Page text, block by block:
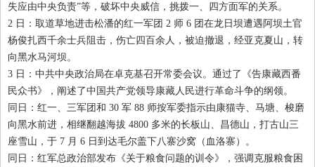
失应由中央负责”等，破坏中央威信，挑拨一、四方面军的关系。
2 日：取道草地进击松潘的红一军团 2 师 6 团在龙日坝遭遇阿坝土官
杨俊扎西千余士兵阻击，伤亡四百余人，被迫撤退，经亚克夏山，转
向黑水马河坝。
3 日：中共中央政治局在卓克基召开常委会议。通过了《告康藏西番
民众书》，阐述了中国共产党领导康藏人民进行革命斗争的纲领。
同日：红一、三军团和 30 军 88 师按军委指示由康猫寺、马塘、梭磨
向黑水前进，相继翻越海拔 4800 多米的长板山、昌德山，打古山三
座雪山，于 7 月 6 日到达毛尔盖下八寨沙窝（血洛寨）。
同日：红军总政治部发布《关于粮食问题的训令》，强调克服粮食困